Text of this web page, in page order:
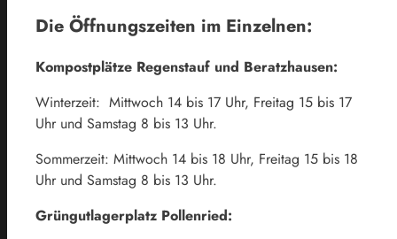
Die Öffnungszeiten im Einzelnen:
Kompostplätze Regenstauf und Beratzhausen:
Winterzeit: Mittwoch 14 bis 17 Uhr, Freitag 15 bis 17
Uhr und Samstag 8 bis 13 Uhr.
Sommerzeit: Mittwoch 14 bis 18 Uhr, Freitag 15 bis 18
Uhr und Samstag 8 bis 13 Uhr.
Grüngutlagerplatz Pollenried: